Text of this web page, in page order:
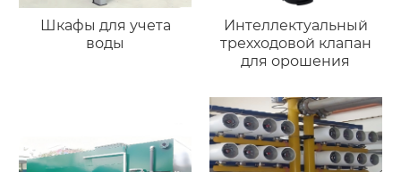
Шкафы для учета
воды
Интеллектуальный
трехходовой клапан
для орошения